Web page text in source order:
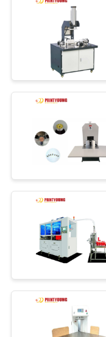
संपर्क
करें
का
अनुरोध
साइटमैप
PRIVACY
बांसुरी
कागज
मशीन
पेपर